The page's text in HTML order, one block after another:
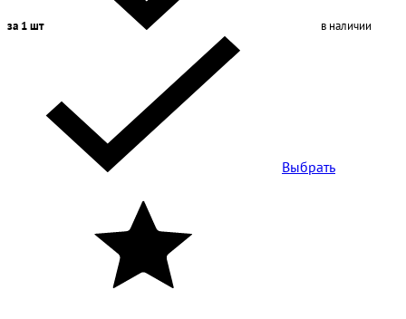
за 1 шт в наличии
Выбрать